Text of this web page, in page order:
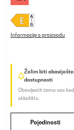
Informacije o proizvodu
Želim biti
dostupnosti
Obavijestit ćemo vas
skladištu.
Pojedinosti